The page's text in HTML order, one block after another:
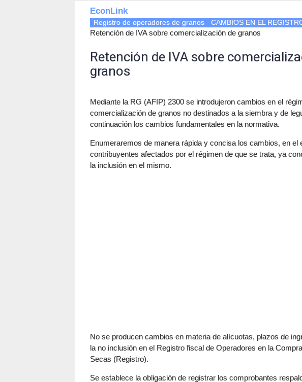
EconLink
Registro de operadores de granos CAMBIOS EN EL
Retención de IVA sobre comercialización de granos
Retención de IVA sobre
granos
Mediante la RG (AFIP) 2300 se introdujeron cambios en el
comercialización de granos no destinados a la siembra y de
continuación los cambios fundamentales en la normativa.
Enumeraremos de manera rápida y concisa los cambios, en el
contribuyentes afectados por el régimen de que se trata, ya
la inclusión en el mismo.
No se producen cambios en materia de alícuotas, plazos de
la no inclusión en el Registro fiscal de Operadores en la
Secas (Registro).
Se establece la obligación de registrar los comprobantes